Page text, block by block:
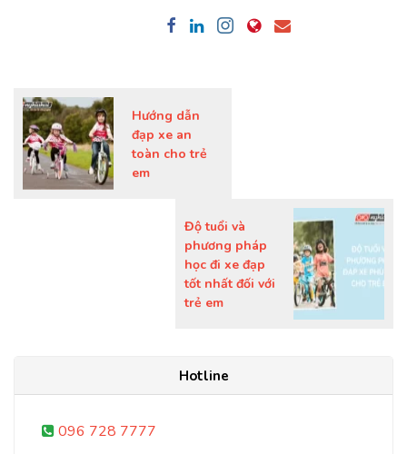
Hướng dẫn
đạp xe an
toàn cho trẻ
em
Độ tuổi và
phương pháp
học đi xe đạp
tốt nhất đối với
trẻ em
Hotline
096 728 7777